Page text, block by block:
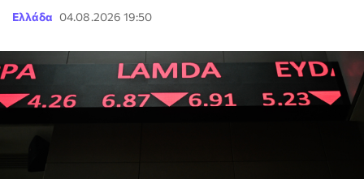
Ελλάδα 04.08.2026 19:50